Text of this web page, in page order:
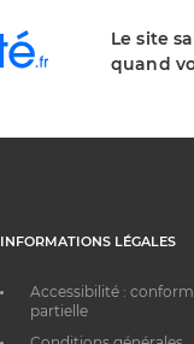
Le site
quand
INFORMATIONS LÉGALES
Accessibilité :
partielle